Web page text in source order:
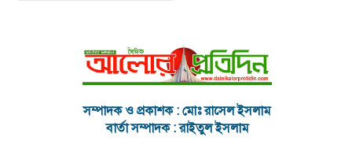
সম্পাদক ও প্রকাশক : মোঃ রাসেল ইসলাম
বার্তা সম্পাদক : রাইতুল ইসলাম